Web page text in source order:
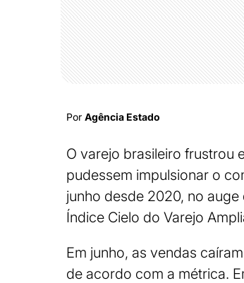
Por Agência Estado
O varejo brasileiro frustrou
pudessem impulsionar o
junho desde 2020, no
Índice Cielo do Varejo
Em junho, as vendas
de acordo com a métrica.